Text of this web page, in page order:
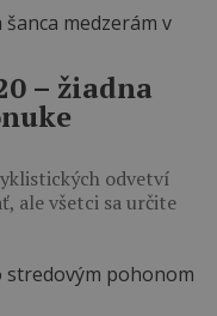
– žiadna
odvetví
ale všetci sa určite